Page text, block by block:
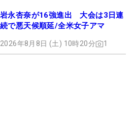
岩永杏奈が16強進出 大会は3日連
続で悪天候順延/全米女子アマ
2026年8月8日 (土) 10時20分 1